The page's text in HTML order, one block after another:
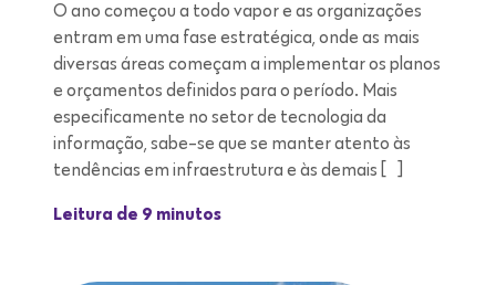
O ano começou a todo vapor e as organizações
entram em uma fase estratégica, onde as mais
diversas áreas começam a implementar os planos
e orçamentos definidos para o período. Mais
especificamente no setor de tecnologia da
informação, sabe-se que se manter atento às
tendências em infraestrutura e às demais […]
Leitura de 9 minutos